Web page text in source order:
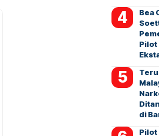
Bea
Pilot
di
Pilot